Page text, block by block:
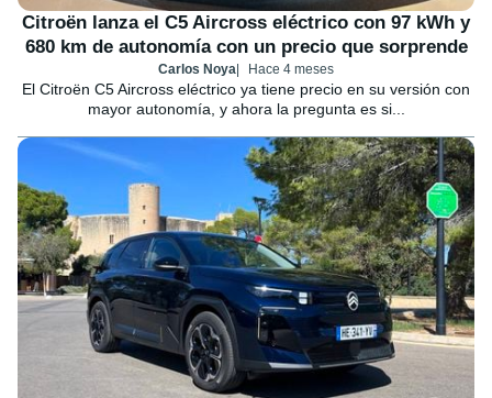
Citroën lanza el C5 Aircross eléctrico con 97 kWh y
680 km de autonomía con un precio que sorprende
Carlos Noya Hace 4 meses
El Citroën C5 Aircross eléctrico ya tiene precio en su versión con
mayor autonomía, y ahora la pregunta es si...